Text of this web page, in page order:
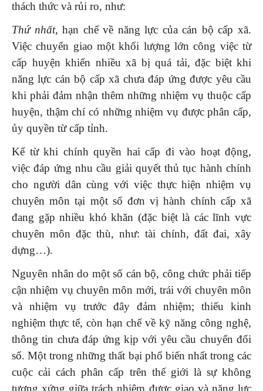
thách thức và rủi ro, như:
Thứ nhất, hạn chế về năng lực của cán bộ cấp xã.
Việc chuyển giao một khối lượng lớn công việc từ
cấp huyện khiến nhiều xã bị quá tải, đặc biệt khi
năng lực cán bộ cấp xã chưa đáp ứng được yêu cầu
khi phải đảm nhận thêm những nhiệm vụ thuộc cấp
huyện, thậm chí có những nhiệm vụ được phân cấp,
ủy quyền từ cấp tỉnh.
Kể từ khi chính quyền hai cấp đi vào hoạt động,
việc đáp ứng nhu cầu giải quyết thủ tục hành chính
cho người dân cùng với việc thực hiện nhiệm vụ
chuyên môn tại một số đơn vị hành chính cấp xã
đang gặp nhiều khó khăn (đặc biệt là các lĩnh vực
chuyên môn đặc thù, như: tài chính, đất đai, xây
dựng…).
Nguyên nhân do một số cán bộ, công chức phải tiếp
cận nhiệm vụ chuyên môn mới, trái với chuyên môn
và nhiệm vụ trước đây đảm nhiệm; thiếu kinh
nghiệm thực tế, còn hạn chế về kỹ năng công nghệ,
thông tin chưa đáp ứng kịp với yêu cầu chuyển đổi
số. Một trong những thất bại phổ biến nhất trong các
cuộc cải cách phân cấp trên thế giới là sự không
tương xứng giữa trách nhiệm được giao và năng lực